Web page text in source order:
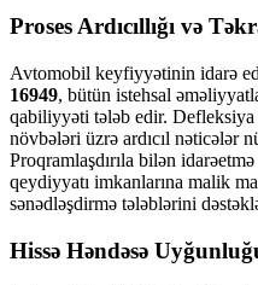
Proses Ardıcıllığı və
Avtomobil keyfiyyətinin idarə
16949, bütün istehsal
qabiliyyəti tələb edir. Defleksiya
növbələri üzrə ardıcıl nəticələr
Proqramlaşdırıla bilən
qeydiyyatı imkanlarına malik
sənədləşdirmə tələblərini
Hissə Həndəsə